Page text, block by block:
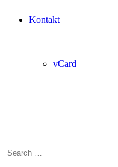
Kontakt
vCard
Search
for: